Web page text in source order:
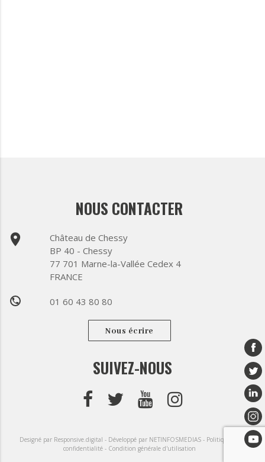
NOUS CONTACTER
place
Château de Chessy
BP 40 - Chessy
77 701 Marne-la-Vallée Cedex 4
FRANCE
phone 01 60 43 80 80
Nous écrire
SUIVEZ-NOUS
Designé par Responsive.digital - Développé par NETINFOSMEDIAS - Politique de
confidentialité - Condition générale d'utilisation